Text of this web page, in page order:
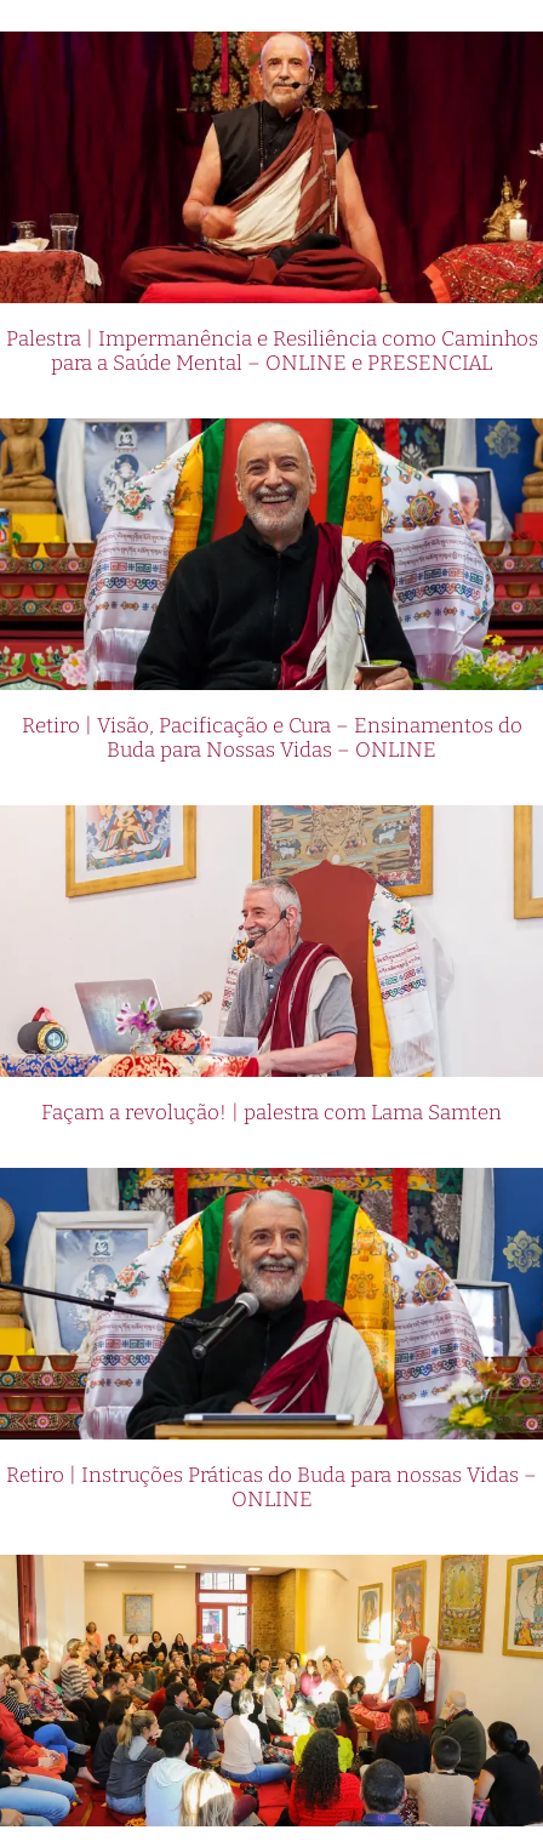
Palestra | Impermanência e Resiliência como Caminhos
para a Saúde Mental – ONLINE e PRESENCIAL
Retiro | Visão, Pacificação e Cura – Ensinamentos do
Buda para Nossas Vidas – ONLINE
Façam a revolução! | palestra com Lama Samten
Retiro | Instruções Práticas do Buda para nossas Vidas –
ONLINE